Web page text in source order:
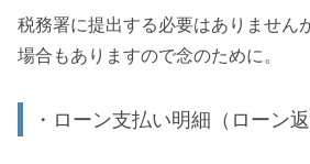
税務署に提出する必要はありません
場合もありますので念のために。
・ローン支払い明細（ローン返